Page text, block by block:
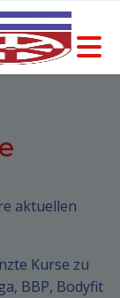
aktuellen
Kurse zu
BBP, Bodyfit